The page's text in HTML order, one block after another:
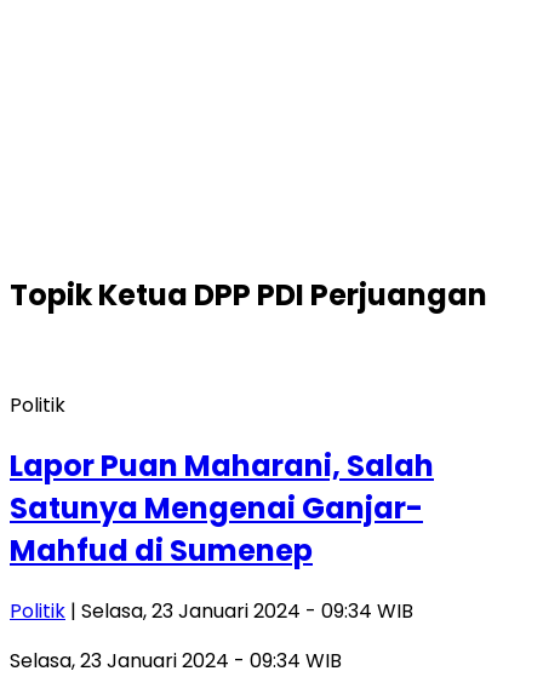
TopikKetua DPP PDI Perjuangan
Politik
Lapor Puan Maharani, Salah
Satunya Mengenai Ganjar-
Mahfud di Sumenep
Politik | Selasa, 23 Januari 2024 - 09:34 WIB
Selasa, 23 Januari 2024 - 09:34 WIB